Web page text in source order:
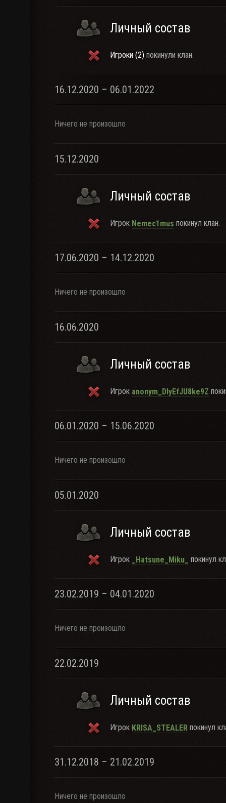
Личный состав
Игроки (2) покинули клан.
16.12.2020 – 06.01.2022
Ничего не произошло
15.12.2020
Личный состав
Игрок Nemec1mus покинул клан.
17.06.2020 – 14.12.2020
Ничего не произошло
16.06.2020
Личный состав
Игрок anonym_DIyEfJU8ke9Z
06.01.2020 – 15.06.2020
Ничего не произошло
05.01.2020
Личный состав
Игрок _Hatsune_Miku_ покинул
23.02.2019 – 04.01.2020
Ничего не произошло
22.02.2019
Личный состав
Игрок KRISA_STEALER покинул
31.12.2018 – 21.02.2019
Ничего не произошло